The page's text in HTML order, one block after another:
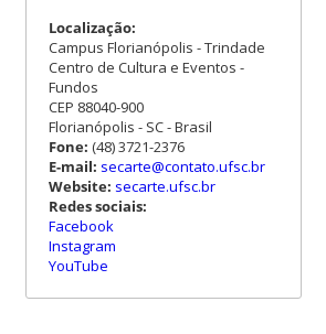
Localização:
Campus Florianópolis - Trindade
Centro de Cultura e Eventos -
Fundos
CEP 88040-900
Florianópolis - SC - Brasil
Fone: (48) 3721-2376
E-mail: secarte@contato.ufsc.br
Website: secarte.ufsc.br
Redes sociais:
Facebook
Instagram
YouTube